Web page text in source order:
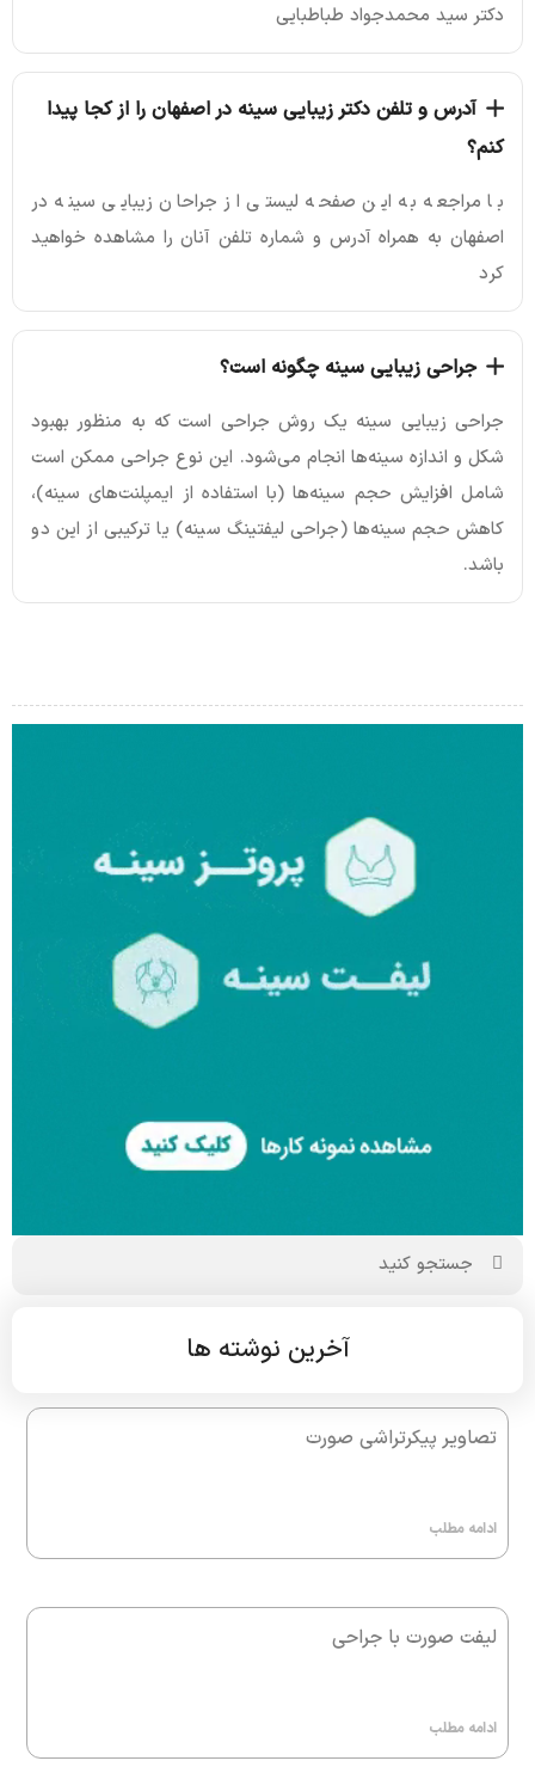
دکتر سید محمدجواد طباطبایی
آدرس و تلفن دکتر زیبایی سینه در اصفهان را از کجا پیدا
کنم؟
با مراجعه به این صفحه لیستی از جراحان زیبایی سینه در
اصفهان به همراه آدرس و شماره تلفن آنان را مشاهده خواهید
کرد
جراحی زیبایی سینه چگونه است؟
جراحی زیبایی سینه یک روش جراحی است که به منظور بهبود
شکل و اندازه سینه‌ها انجام می‌شود. این نوع جراحی ممکن است
شامل افزایش حجم سینه‌ها (با استفاده از ایمپلنت‌های سینه)،
کاهش حجم سینه‌ها (جراحی لیفتینگ سینه) یا ترکیبی از این دو
باشد.
آخرین نوشته ها
تصاویر پیکرتراشی صورت
ادامه مطلب
لیفت صورت با جراحی
ادامه مطلب